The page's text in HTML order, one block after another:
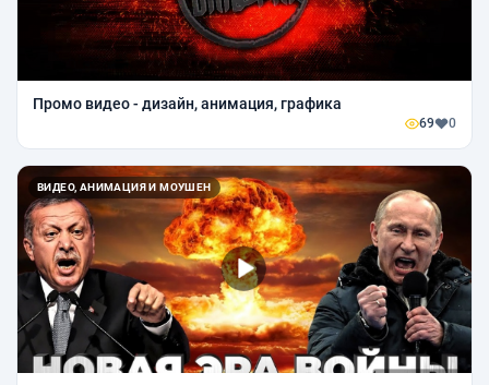
Промо видео - дизайн, анимация, графика
69 0
ВИДЕО, АНИМАЦИЯ И МОУШЕН